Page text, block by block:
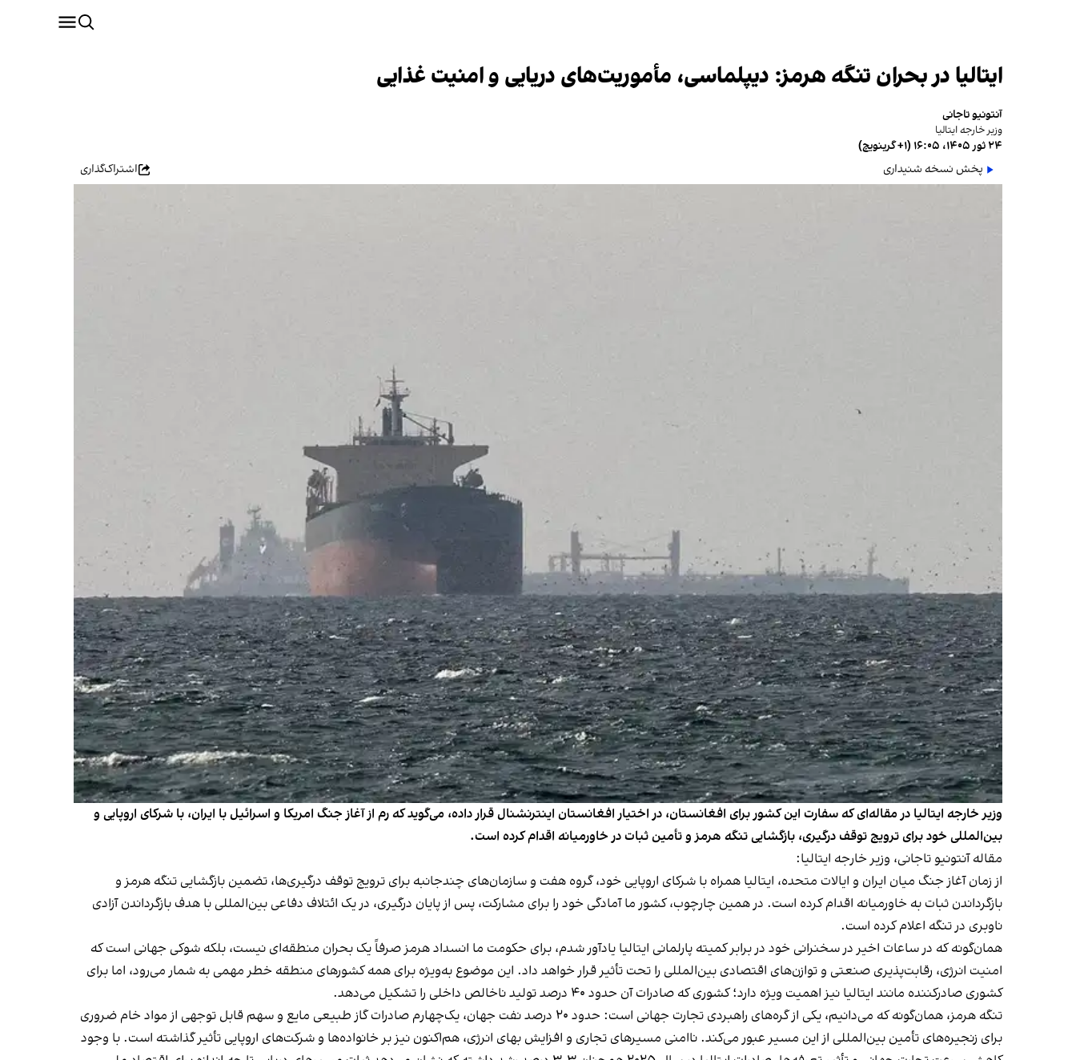
ایتالیا در بحران تنگه هرمز: دیپلماسی، مأموریت‌های دریایی و امنیت غذایی
آنتونیو تاجانی
وزیر خارجه ایتالیا
۲۴ ثور ۱۴۰۵، ۱۶:۰۵ (‎+۱ گرینویچ)
پخش نسخه شنیداری
اشتراک‌گذاری
وزیر خارجه ایتالیا در مقاله‌ای که سفارت این کشور برای افغانستان، در اختیار افغانستان اینترنشنال قرار داده، می‌گوید که رم از آغاز جنگ امریکا و اسرائیل با ایران، با شرکای اروپایی و
بین‌المللی خود برای ترویج توقف درگیری‌، بازگشایی تنگه هرمز و تأمین ثبات در خاورمیانه اقدام کرده است.
مقاله آنتونیو تاجانی، وزیر خارجه ایتالیا:
از زمان آغاز جنگ میان ایران و ایالات متحده، ایتالیا همراه با شرکای اروپایی خود، گروه هفت و سازمان‌های چندجانبه برای ترویج توقف درگیری‌ها، تضمین بازگشایی تنگه هرمز و
بازگرداندن ثبات به خاورمیانه اقدام کرده است. در همین چارچوب، کشور ما آمادگی خود را برای مشارکت، پس از پایان درگیری، در یک ائتلاف دفاعی بین‌المللی با هدف بازگرداندن آزادی
ناوبری در تنگه اعلام کرده است.
همان‌گونه که در ساعات اخیر در سخنرانی خود در برابر کمیته پارلمانی ایتالیا یادآور شدم، برای حکومت ما انسداد هرمز صرفاً یک بحران منطقه‌ای نیست، بلکه شوکی جهانی است که
امنیت انرژی، رقابت‌پذیری صنعتی و توازن‌های اقتصادی بین‌المللی را تحت تأثیر قرار خواهد داد. این موضوع به‌ویژه برای همه کشورهای منطقه خطر مهمی به شمار می‌رود، اما برای
کشوری صادرکننده مانند ایتالیا نیز اهمیت ویژه دارد؛ کشوری که صادرات آن حدود ۴۰ درصد تولید ناخالص داخلی را تشکیل می‌دهد.
تنگه هرمز، همان‌گونه که می‌دانیم، یکی از گره‌های راهبردی تجارت جهانی است: حدود ۲۰ درصد نفت جهان، یک‌چهارم صادرات گاز طبیعی مایع و سهم قابل توجهی از مواد خام ضروری
برای زنجیره‌های تأمین بین‌المللی از این مسیر عبور می‌کند. ناامنی مسیرهای تجاری و افزایش بهای انرژی، هم‌اکنون نیز بر خانواده‌ها و شرکت‌های اروپایی تأثیر گذاشته است. با وجود